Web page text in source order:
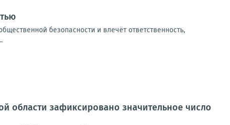
безопасности и влечёт ответственность,
области зафиксировано значительное число